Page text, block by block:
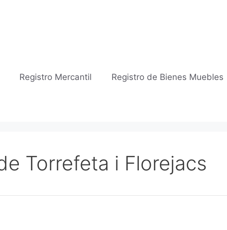
Registro Mercantil Registro de Bienes Muebles
Torrefeta i Florejacs